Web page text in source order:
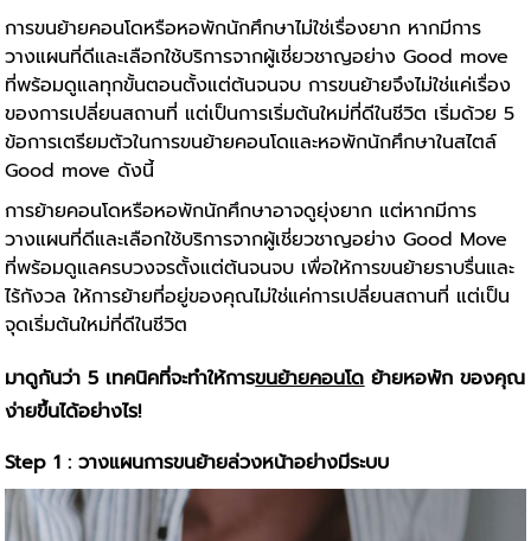
การขนย้ายคอนโดหรือหอพักนักศึกษาไม่ใช่เรื่องยาก หากมีการ
วางแผนที่ดีและเลือกใช้บริการจากผู้เชี่ยวชาญอย่าง Good move
ที่พร้อมดูแลทุกขั้นตอนตั้งแต่ต้นจนจบ การขนย้ายจึงไม่ใช่แค่เรื่อง
ของการเปลี่ยนสถานที่ แต่เป็นการเริ่มต้นใหม่ที่ดีในชีวิต เริ่มด้วย 5
ข้อการเตรียมตัวในการขนย้ายคอนโดและหอพักนักศึกษาในสไตล์
Good move ดังนี้
การย้ายคอนโดหรือหอพักนักศึกษาอาจดูยุ่งยาก แต่หากมีการ
วางแผนที่ดีและเลือกใช้บริการจากผู้เชี่ยวชาญอย่าง Good Move
ที่พร้อมดูแลครบวงจรตั้งแต่ต้นจนจบ เพื่อให้การขนย้ายราบรื่นและ
ไร้กังวล ให้การย้ายที่อยู่ของคุณไม่ใช่แค่การเปลี่ยนสถานที่ แต่เป็น
จุดเริ่มต้นใหม่ที่ดีในชีวิต
มาดูกันว่า 5 เทคนิคที่จะทำให้การขนย้ายคอนโด ย้ายหอพัก ของคุณ
ง่ายขึ้นได้อย่างไร!
Step 1 : วางแผนการขนย้ายล่วงหน้าอย่างมีระบบ